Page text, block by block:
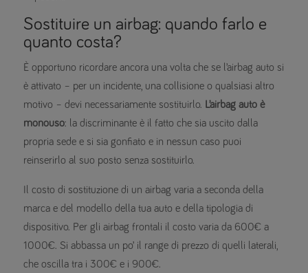
Sostituire un airbag: quando farlo e
quanto costa?
È opportuno ricordare ancora una volta che se l’airbag auto si
è attivato – per un incidente, una collisione o qualsiasi altro
motivo – devi necessariamente sostituirlo. L’airbag auto è
monouso: la discriminante è il fatto che sia uscito dalla
propria sede e si sia gonfiato e in nessun caso puoi
reinserirlo al suo posto senza sostituirlo.
Il costo di sostituzione di un airbag varia a seconda della
marca e del modello della tua auto e della tipologia di
dispositivo. Per gli airbag frontali il costo varia da 600€ a
1000€. Si abbassa un po’ il range di prezzo di quelli laterali,
che oscilla tra i 300€ e i 900€.